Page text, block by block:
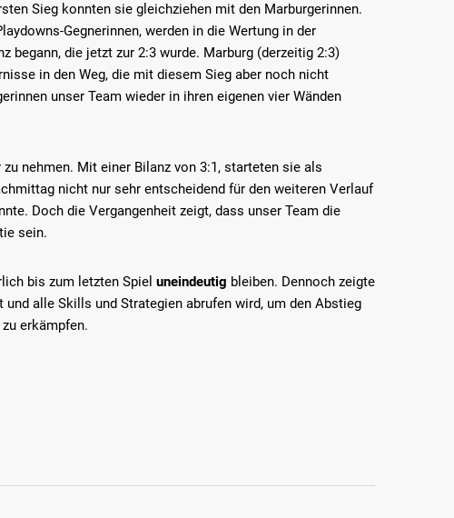
Sieg konnten sie gleichziehen mit den Marburgerinnen.
Gegnerinnen, werden in die Wertung in der
begann, die jetzt zur 2:3 wurde. Marburg (derzeitig 2:3)
in den Weg, die mit diesem Sieg aber noch nicht
unser Team wieder in ihren eigenen vier Wänden
nehmen. Mit einer Bilanz von 3:1, starteten sie als
nicht nur sehr entscheidend für den weiteren Verlauf
Doch die Vergangenheit zeigt, dass unser Team die
sein.
bis zum letzten Spiel uneindeutig bleiben. Dennoch zeigte
alle Skills und Strategien abrufen wird, um den Abstieg
erkämpfen.